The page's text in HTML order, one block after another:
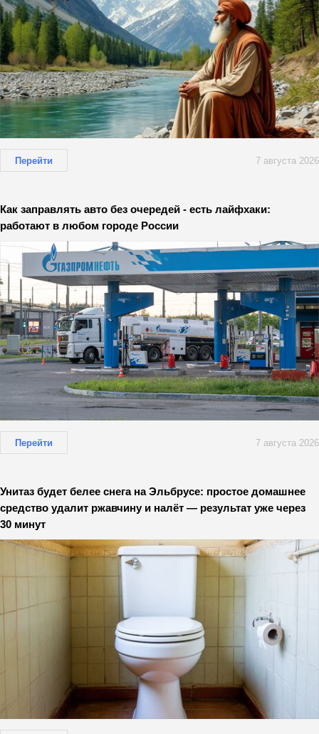
Перейти 7 августа 2026
Как заправлять авто без очередей - есть лайфхаки:
работают в любом городе России
Перейти 7 августа 2026
Унитаз будет белее снега на Эльбрусе: простое домашнее
средство удалит ржавчину и налёт — результат уже через
30 минут